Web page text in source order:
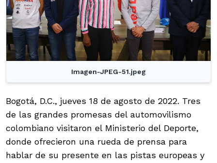
Imagen-JPEG-51.jpeg
Bogotá, D.C., jueves 18 de agosto de 2022. Tres
de las grandes promesas del automovilismo
colombiano visitaron el Ministerio del Deporte,
donde ofrecieron una rueda de prensa para
hablar de su presente en las pistas europeas y